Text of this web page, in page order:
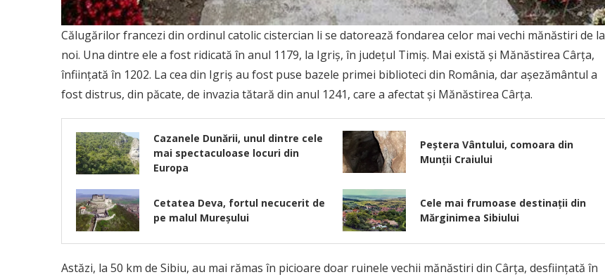
Călugărilor francezi din ordinul catolic cistercian li se datorează fondarea celor mai vechi mănăstiri de la
noi. Una dintre ele a fost ridicată în anul 1179, la Igriș, în județul Timiș. Mai există și Mănăstirea Cârța,
înființată în 1202. La cea din Igriș au fost puse bazele primei biblioteci din România, dar așezământul a
fost distrus, din păcate, de invazia tătară din anul 1241, care a afectat și Mănăstirea Cârța.
Cazanele Dunării, unul dintre cele
mai spectaculoase locuri din
Europa
Peștera Vântului, comoara din
Munții Craiului
Cetatea Deva, fortul necucerit de
pe malul Mureșului
Cele mai frumoase destinații din
Mărginimea Sibiului
Astăzi, la 50 km de Sibiu, au mai rămas în picioare doar ruinele vechii mănăstiri din Cârța, desființată în